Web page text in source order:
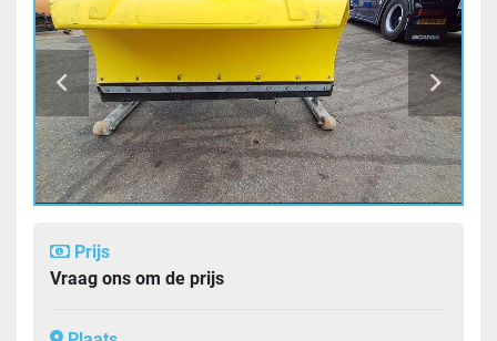
Prijs
Vraag ons om de prijs